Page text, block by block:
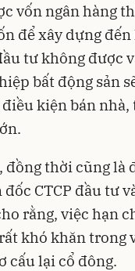
vốn ngân hàng
để xây dựng
tư không được
bất động sản
kiện bán
thời cũng là
CTCP đầu tư
rằng, việc hạn
khó khăn trong
cấu lại cổ đông.